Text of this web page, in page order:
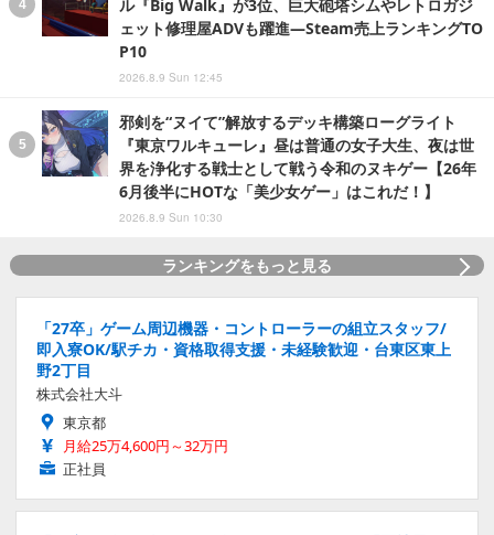
ル『Big Walk』が3位、巨大砲塔シムやレトロガジ
ェット修理屋ADVも躍進―Steam売上ランキングTO
P10
2026.8.9 Sun 12:45
邪剣を“ヌイて”解放するデッキ構築ローグライト
『東京ワルキューレ』昼は普通の女子大生、夜は世
界を浄化する戦士として戦う令和のヌキゲー【26年
6月後半にHOTな「美少女ゲー」はこれだ！】
2026.8.9 Sun 10:30
ランキングをもっと見る
「27卒」ゲーム周辺機器・コントローラーの組立スタッフ/
即入寮OK/駅チカ・資格取得支援・未経験歓迎・台東区東上
野2丁目
株式会社大斗
東京都
月給25万4,600円～32万円
正社員